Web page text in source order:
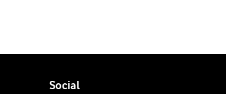
Follow
Social